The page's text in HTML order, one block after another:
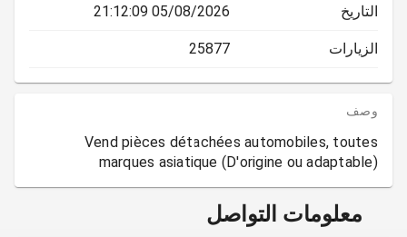
التاريخ 05/08/2026 21:12:09
الزيارات 25877
وصف
Vend pièces détachées automobiles, toutes
marques asiatique (D'origine ou adaptable)
معلومات التواصل